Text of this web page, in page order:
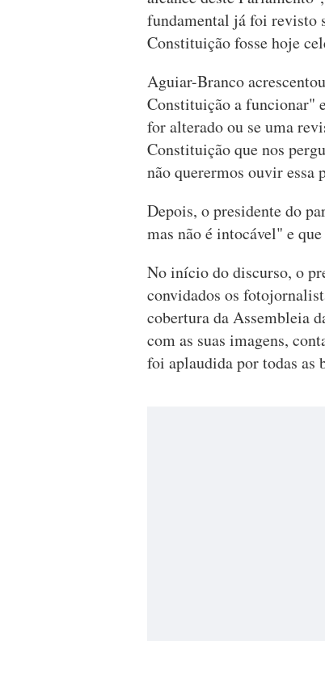
fundamental já foi revisto
Constituição fosse hoje
Aguiar-Branco
Constituição a funcionar"
for alterado ou se uma
Constituição que nos
não querermos ouvir essa
Depois, o presidente do
mas não é intocável" e
No início do discurso, o
convidados os
cobertura da Assembleia
com as suas imagens,
foi aplaudida por todas as